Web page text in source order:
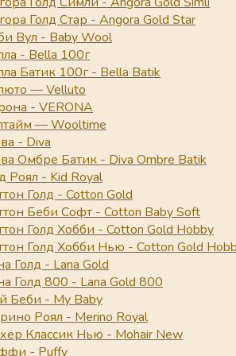
Голд Стар - Angora Gold Star
Вул - Baby Wool
- Bella 100г
Батик 100г - Bella Batik
— Velluto
- VERONA
— Wooltime
- Diva
Омбре Батик - Diva Ombre Batik
Роял - Kid Royal
Голд - Cotton Gold
Беби Софт - Cotton Baby Soft
Голд Хобби - Cotton Gold Hobby
Голд Хобби Нью - Cotton Gold
Голд - Lana Gold
Голд 800 - Lana Gold 800
Беби - My Baby
Роял - Merino Royal
Классик Нью - Mohair New
- Puffy